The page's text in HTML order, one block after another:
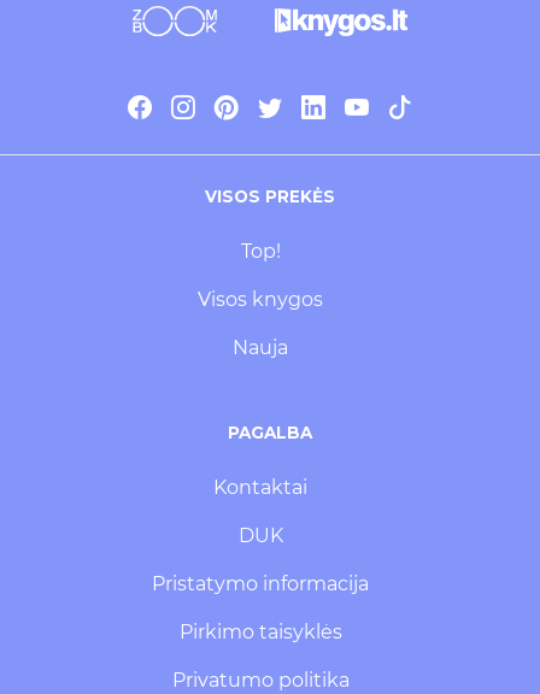
VISOS PREKĖS
Top!
Visos knygos
Nauja
PAGALBA
Kontaktai
DUK
Pristatymo informacija
Pirkimo taisyklės
Privatumo politika